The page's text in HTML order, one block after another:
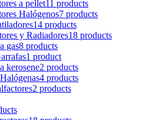
a pellet11 products
Halógenos7 products
14 products
y Radiadores18 products
gas8 products
1 product
kerosene2 products
4 products
2 products